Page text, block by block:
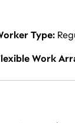
Type
Work